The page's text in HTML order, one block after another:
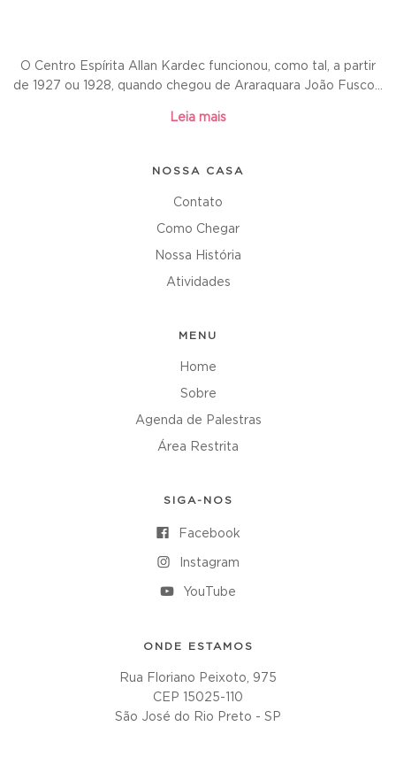
O Centro Espírita Allan Kardec funcionou, como tal, a partir
de 1927 ou 1928, quando chegou de Araraquara João Fusco...
Leia mais
NOSSA CASA
Contato
Como Chegar
Nossa História
Atividades
MENU
Home
Sobre
Agenda de Palestras
Área Restrita
SIGA-NOS
Facebook
Instagram
YouTube
ONDE ESTAMOS
Rua Floriano Peixoto, 975
CEP 15025-110
São José do Rio Preto - SP